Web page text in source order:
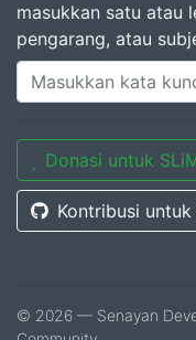
masukkan satu atau
pengarang, atau
Donasi untuk
Kontribusi untuk
© 2026 — Senayan